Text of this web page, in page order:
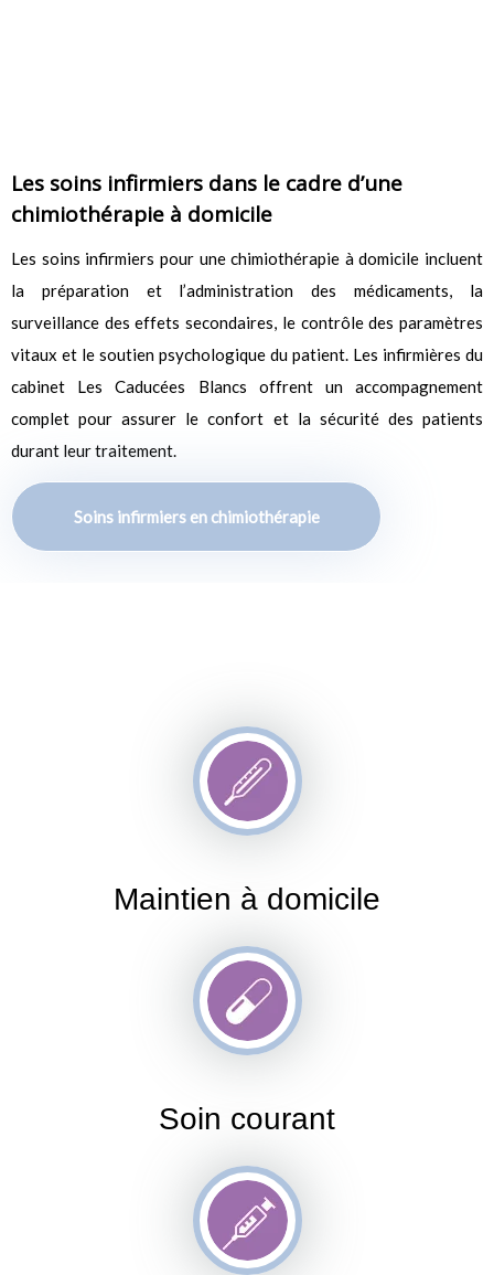
Les soins infirmiers dans le cadre d’une
chimiothérapie à domicile
Les soins infirmiers pour une chimiothérapie à domicile incluent
la préparation et l’administration des médicaments, la
surveillance des effets secondaires, le contrôle des paramètres
vitaux et le soutien psychologique du patient. Les infirmières du
cabinet Les Caducées Blancs offrent un accompagnement
complet pour assurer le confort et la sécurité des patients
durant leur traitement.
Soins infirmiers en chimiothérapie
Maintien à domicile
Soin courant